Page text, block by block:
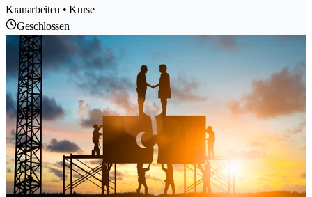
Kranarbeiten • Kurse
Geschlossen